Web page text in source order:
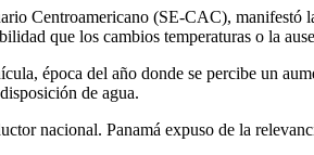
Centroamericano (SE-CAC), manifestó
que los cambios temperaturas o la
época del año donde se percibe un
de agua.
nacional. Panamá expuso de la